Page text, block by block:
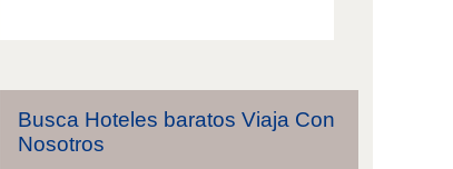
Busca Hoteles baratos Viaja Con
Nosotros